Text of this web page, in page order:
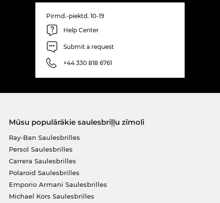
Pirmd.-piektd. 10-19
Help Center
Submit a request
+44 330 818 6761
Mūsu populārākie saulesbriļļu zīmoli
Ray-Ban Saulesbrilles
Persol Saulesbrilles
Carrera Saulesbrilles
Polaroid Saulesbrilles
Emporio Armani Saulesbrilles
Michael Kors Saulesbrilles